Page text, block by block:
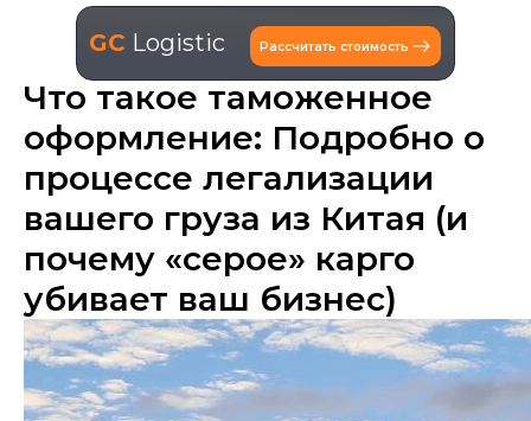
GC Logistic Рассчитать стоимость
Что такое таможенное
оформление: Подробно о
процессе легализации
вашего груза из Китая (и
почему «серое» карго
убивает ваш бизнес)